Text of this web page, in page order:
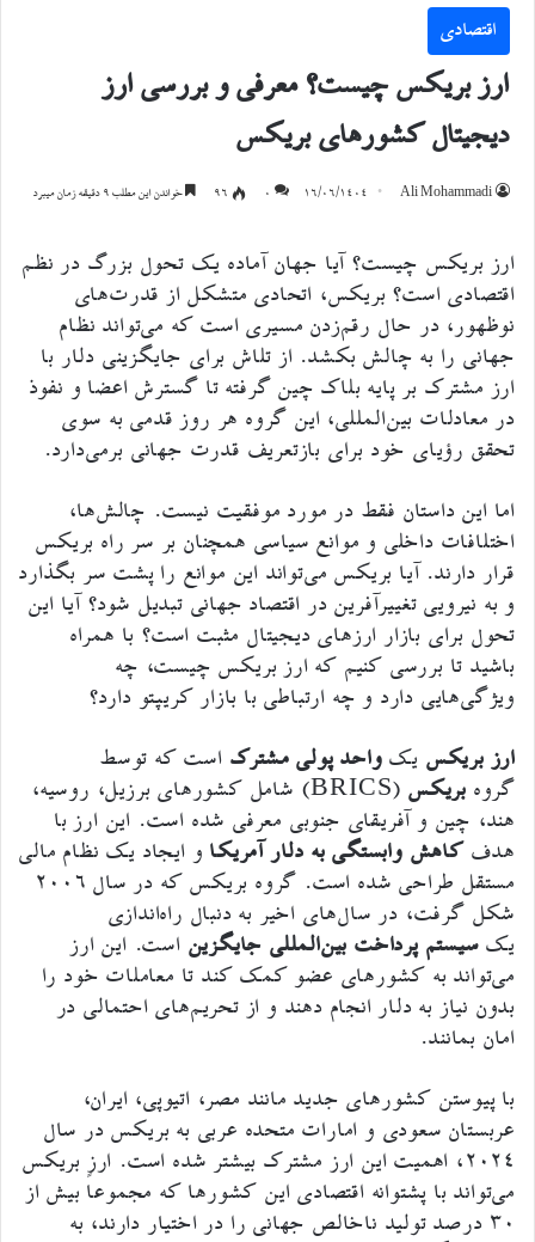
اقتصادی
ارز بریکس چیست؟ معرفی و بررسی ارز
دیجیتال کشورهای بریکس
Ali Mohammadi ۱۶/۰۶/۱۴۰۴ ۰ 96 خواندن این مطلب 9 دقیقه زمان میبرد
ارز بریکس چیست؟ آیا جهان آماده یک تحول بزرگ در نظم
اقتصادی است؟ بریکس، اتحادی متشکل از قدرت‌های
نوظهور، در حال رقم‌زدن مسیری است که می‌تواند نظام
جهانی را به چالش بکشد. از تلاش برای جایگزینی دلار با
ارز مشترک بر پایه بلاک چین گرفته تا گسترش اعضا و نفوذ
در معادلات بین‌المللی، این گروه هر روز قدمی به سوی
تحقق رؤیای خود برای بازتعریف قدرت جهانی برمی‌دارد.
اما این داستان فقط در مورد موفقیت نیست. چالش‌ها،
اختلافات داخلی و موانع سیاسی همچنان بر سر راه بریکس
قرار دارند. آیا بریکس می‌تواند این موانع را پشت سر بگذارد
و به نیرویی تغییرآفرین در اقتصاد جهانی تبدیل شود؟ آیا این
تحول برای بازار ارزهای دیجیتال مثبت است؟ با همراه
باشید تا بررسی کنیم که ارز بریکس چیست، چه
ویژگی‌هایی دارد و چه ارتباطی با بازار کریپتو دارد؟
ارز بریکس یک واحد پولی مشترک است که توسط
گروه بریکس
(BRICS) شامل کشورهای برزیل، روسیه،
هند، چین و آفریقای جنوبی معرفی شده است. این ارز با
هدف کاهش وابستگی به دلار آمریکاو ایجاد یک نظام مالی
مستقل طراحی شده است. گروه بریکس که در سال ۲۰۰۶
شکل گرفت، در سال‌های اخیر به دنبال راه‌اندازی
یک سیستم پرداخت بین‌المللی جایگزین است. این ارز
می‌تواند به کشورهای عضو کمک کند تا معاملات خود را
بدون نیاز به دلار انجام دهند و از تحریم‌های احتمالی در
امان بمانند.
با پیوستن کشورهای جدید مانند مصر، اتیوپی، ایران،
عربستان سعودی و امارات متحده عربی به بریکس در سال
۲۰۲۴، اهمیت این ارز مشترک بیشتر شده است. ارز بریکس
می‌تواند با پشتوانه اقتصادی این کشورها که مجموعاً بیش از
۳۰ درصد تولید ناخالص جهانی را در اختیار دارند، به